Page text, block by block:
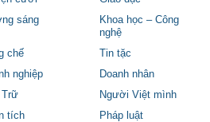
sáng
Khoa học – Công
nghệ
chế
Tin tặc
nghiệp
Doanh nhân
Trữ
Người Việt mình
tích
Pháp luật